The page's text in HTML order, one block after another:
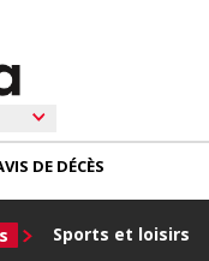
Sports et loisirs
DE DÉCÈS